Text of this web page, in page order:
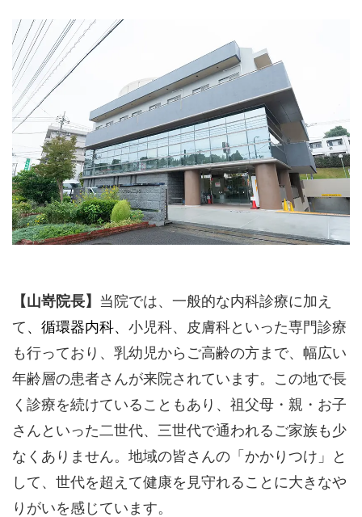
月～木曜日:13:30～14:15
※完全予約制(電話予約のみ)
電話予約受付時間 8:30～16:30 (日・祝日除く)
※診療時間や臨時休診・診療内容等について、事前に必ず医療
機関ホームページ、またはお電話にてご確認ください。
>>病院なびで医療機関の詳細を見る
公式HPはこちら
【山嵜院長】 当院では、一般的な内科診療に加え
て 、循環器内科、 小児科、皮膚科といった専門診療
も行っており、乳幼児からご高齢の方まで、幅広い
年齢層の患者さんが来院されています。この地で長
く診療を続けていることもあり、祖父母・親・お子
さんといった二世代、三世代で通われるご家族も少
なくありません。地域の皆さんの「かかりつけ」と
して、世代を超えて健康を見守れることに大きなや
りがいを感じています。